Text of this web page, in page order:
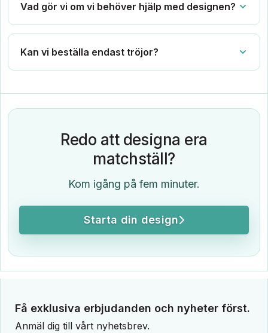
Vad gör vi om vi behöver hjälp med designen?
Kan vi beställa endast tröjor?
Redo att designa era
matchställ?
Kom igång på fem minuter.
Starta din design
Få exklusiva erbjudanden och nyheter först.
Anmäl dig till vårt nyhetsbrev.